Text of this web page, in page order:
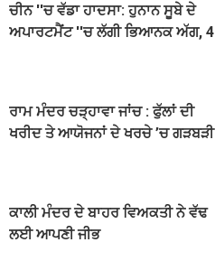
ਚੀਨ ''ਚ ਵੱਡਾ ਹਾਦਸਾ: ਹੁਨਾਨ ਸੂਬੇ ਦੇ
ਅਪਾਰਟਮੈਂਟ ''ਚ ਲੱਗੀ ਭਿਆਨਕ ਅੱਗ, 4
ਰਾਮ ਮੰਦਰ ਚੜ੍ਹਾਵਾ ਜਾਂਚ : ਫੁੱਲਾਂ ਦੀ
ਖਰੀਦ ਤੇ ਆਯੋਜਨਾਂ ਦੇ ਖਰਚੇ ’ਚ ਗੜਬੜੀ
ਕਾਲੀ ਮੰਦਰ ਦੇ ਬਾਹਰ ਵਿਅਕਤੀ ਨੇ ਵੱਢ
ਲਈ ਆਪਣੀ ਜੀਭ